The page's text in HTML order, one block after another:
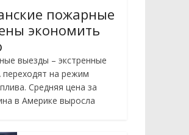
пожарные
экономить
выезды – экстренные
на режим
Средняя цена за
в Америке выросла